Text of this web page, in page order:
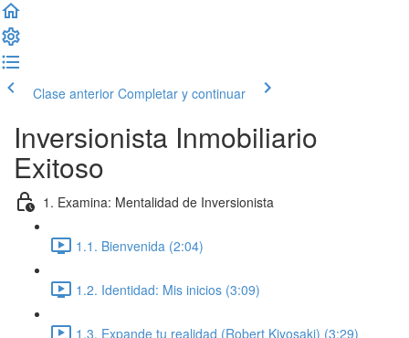
Clase anterior Completar y continuar
Inversionista Inmobiliario
Exitoso
1. Examina: Mentalidad de Inversionista
1.1. Bienvenida (2:04)
1.2. Identidad: Mis inicios (3:09)
1.3. Expande tu realidad (Robert Kiyosaki) (3:29)